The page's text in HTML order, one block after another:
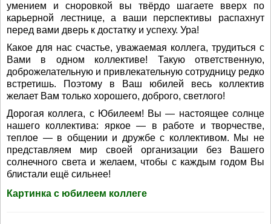
умением и сноровкой вы твёрдо шагаете вверх по
карьерной лестнице, а ваши перспективы распахнут
перед вами дверь к достатку и успеху. Ура!
Какое для нас счастье, уважаемая коллега, трудиться с
Вами в одном коллективе! Такую ответственную,
доброжелательную и привлекательную сотрудницу редко
встретишь. Поэтому в Ваш юбилей весь коллектив
желает Вам только хорошего, доброго, светлого!
Дорогая коллега, с Юбилеем! Вы — настоящее солнце
нашего коллектива: яркое — в работе и творчестве,
теплое — в общении и дружбе с коллективом. Мы не
представляем мир своей организации без Вашего
солнечного света и желаем, чтобы с каждым годом Вы
блистали ещё сильнее!
Картинка с юбилеем коллеге